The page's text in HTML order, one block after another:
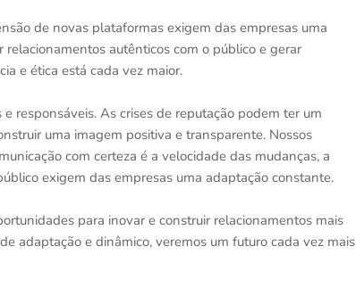
de novas plataformas exigem das empresas uma
relacionamentos autênticos com o público e gerar
e ética está cada vez maior.
responsáveis. As crises de reputação podem ter um
uma imagem positiva e transparente. Nossos
com certeza é a velocidade das mudanças, a
exigem das empresas uma adaptação constante.
para inovar e construir relacionamentos mais
adaptação e dinâmico, veremos um futuro cada vez mais